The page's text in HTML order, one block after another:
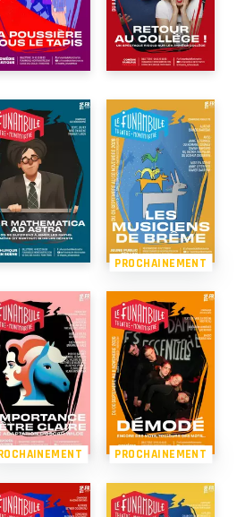
PROCHAINEMENT
PROCHAINEMENT